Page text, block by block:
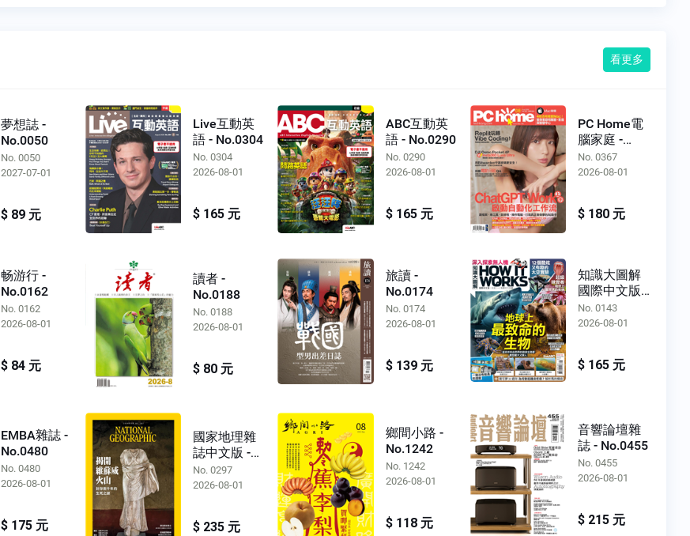
看更多
夢想誌 -
No.0050
No. 0050
2027-07-01
$ 89 元
Live互動英
語 - No.0304
No. 0304
2026-08-01
$ 165 元
ABC互動英
語 - No.0290
No. 0290
2026-08-01
$ 165 元
PC Home電
腦家庭 -
No.0367
No. 0367
2026-08-01
$ 180 元
畅游行 -
No.0162
No. 0162
2026-08-01
$ 84 元
讀者 -
No.0188
No. 0188
2026-08-01
$ 80 元
旅讀 -
No.0174
No. 0174
2026-08-01
$ 139 元
知識大圖解
國際中文版 -
No.0143
No. 0143
2026-08-01
$ 165 元
EMBA雜誌 -
No.0480
No. 0480
2026-08-01
$ 175 元
國家地理雜
誌中文版 -
No.0297
No. 0297
2026-08-01
$ 235 元
鄉間小路 -
No.1242
No. 1242
2026-08-01
$ 118 元
音響論壇雜
誌 - No.0455
No. 0455
2026-08-01
$ 215 元